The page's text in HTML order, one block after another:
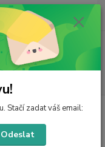
ks
0 Kč
svícen na čajovou svíčku
Stačí zadat váš email:
Odeslat